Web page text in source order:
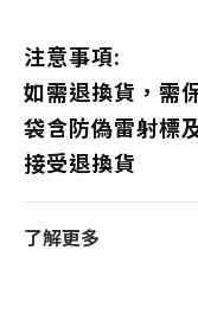
注意事項:
如需退換貨，需
袋含防偽雷射標
接受退換貨
了解更多